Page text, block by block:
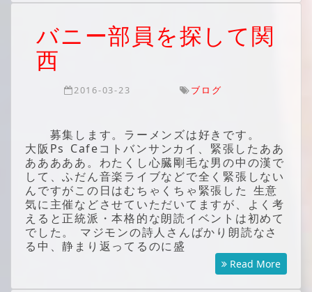
バニー部員を探して関
西
2016-03-23 ブログ
募集します。ラーメンズは好きです。
大阪Ps Cafeコトバンサンカイ、緊張したああ
あああああ。わたくし心臓剛毛な男の中の漢で
して、ふだん音楽ライブなどで全く緊張しない
んですがこの日はむちゃくちゃ緊張した 生意
気に主催などさせていただいてますが、よく考
えると正統派・本格的な朗読イベントは初めて
でした。 マジモンの詩人さんばかり朗読なさ
る中、静まり返ってるのに盛
Read More